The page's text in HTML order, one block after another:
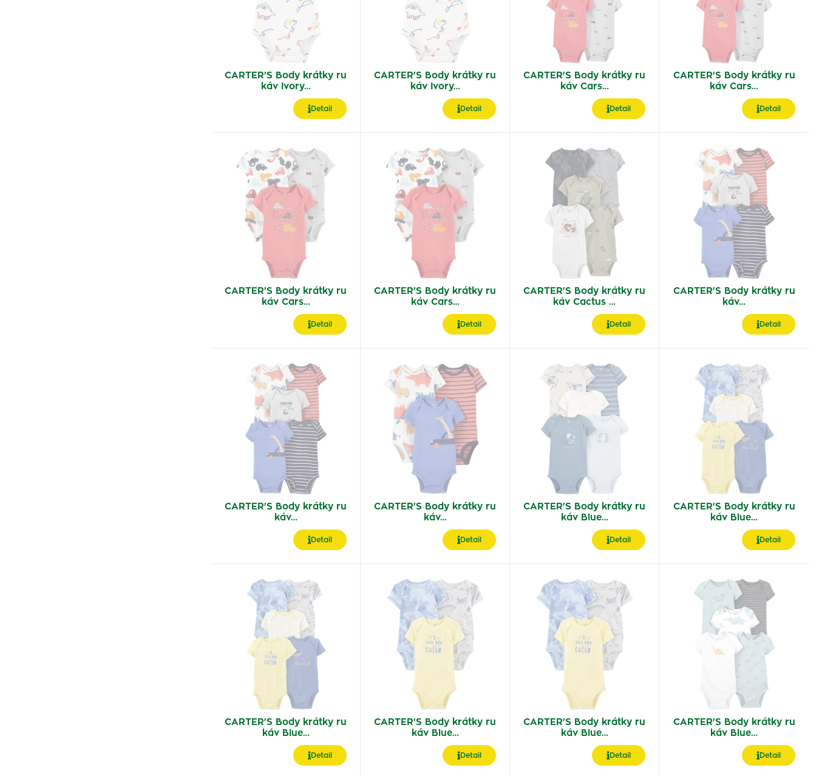
CARTER'S Body krátky ru
káv Ivory…
Detail
CARTER'S Body krátky ru
káv Ivory…
Detail
CARTER'S Body krátky ru
káv Cars…
Detail
CARTER'S Body krátky ru
káv Cars…
Detail
CARTER'S Body krátky ru
káv Cars…
Detail
CARTER'S Body krátky ru
káv Cars…
Detail
CARTER'S Body krátky ru
káv Cactus …
Detail
CARTER'S Body krátky ru
káv…
Detail
CARTER'S Body krátky ru
káv…
Detail
CARTER'S Body krátky ru
káv…
Detail
CARTER'S Body krátky ru
káv Blue…
Detail
CARTER'S Body krátky ru
káv Blue…
Detail
CARTER'S Body krátky ru
káv Blue…
Detail
CARTER'S Body krátky ru
káv Blue…
Detail
CARTER'S Body krátky ru
káv Blue…
Detail
CARTER'S Body krátky ru
káv Blue…
Detail